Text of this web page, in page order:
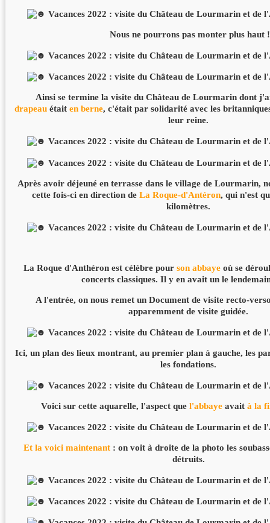
Nous ne pourrons pas monter plus haut !
Ainsi se termine la visite du Château de Lourmarin dont
drapeau étaiten berne, c'était par solidarité avec les
leur reine.
Après avoir déjeuné en terrasse dans le village de Lourmarin,
cette fois-ci en direction deLa Roque-d'Antéron, qui n'est
kilomètres.
La Roque d'Anthéron est célèbre pourson abbaye où se
concerts classiques. Il y en avait un le
A l'entrée, on nous remet un Document de visite recto-
apparemment de visite guidée.
Ici, un plan des lieux montrant, au premier plan à gauche, les
les fondations.
Voici sur cette aquarelle, l'aspect que l'abbaye avait à la
Et la voici maintenant : on voit à droite de la photo les
détruits.